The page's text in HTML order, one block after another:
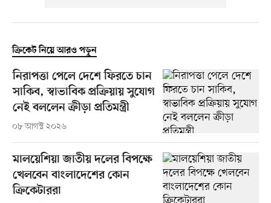
ক্রিকেট নিয়ে আরও পড়ুন
নিরাপত্তা পেলে দেশে ফিরতে চান
সাকিব, স্বাভাবিক প্রক্রিয়ায় সুযোগ
নেই বললেন ক্রীড়া প্রতিমন্ত্রী
০৮ আগস্ট ২০২৬
মালয়েশিয়া জাতীয় দলের বিপক্ষে
খেলবেন বাংলাদেশের কোন
ক্রিকেটাররা